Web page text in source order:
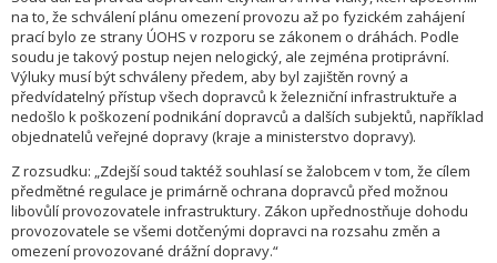
na to, že schválení plánu omezení provozu až po fyzickém zahájení
prací bylo ze strany ÚOHS v rozporu se zákonem o dráhách. Podle
soudu je takový postup nejen nelogický, ale zejména protiprávní.
Výluky musí být schváleny předem, aby byl zajištěn rovný a
předvídatelný přístup všech dopravců k železniční infrastruktuře a
nedošlo k poškození podnikání dopravců a dalších subjektů, například
objednatelů veřejné dopravy (kraje a ministerstvo dopravy).
Z rozsudku: „Zdejší soud taktéž souhlasí se žalobcem v tom, že cílem
předmětné regulace je primárně ochrana dopravců před možnou
libovůlí provozovatele infrastruktury. Zákon upřednostňuje dohodu
provozovatele se všemi dotčenými dopravci na rozsahu změn a
omezení provozované drážní dopravy.“